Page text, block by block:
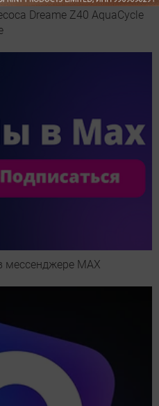
Dreame Z40 AquaCycle
мессенджере МАХ